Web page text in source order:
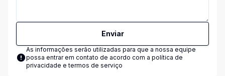
Enviar
As informações serão utilizadas para que a nossa equipe
possa entrar em contato de acordo com a política de
privacidade e termos de serviço